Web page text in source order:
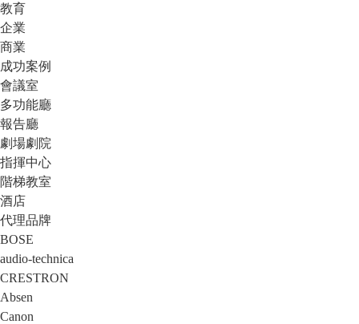
教育
企業
商業
成功案例
會議室
多功能廳
報告廳
劇場劇院
指揮中心
階梯教室
酒店
代理品牌
BOSE
audio-technica
CRESTRON
Absen
Canon